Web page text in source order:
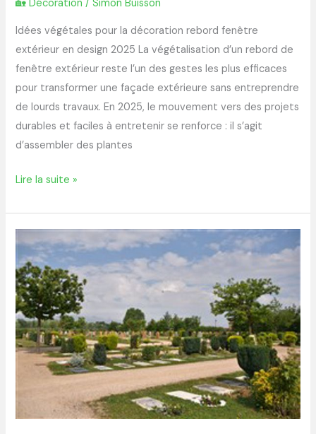
🏡 Décoration /Simon Buisson
Idées végétales pour la décoration rebord fenêtre
extérieur en design 2025 La végétalisation d’un rebord de
fenêtre extérieur reste l’un des gestes les plus efficaces
pour transformer une façade extérieure sans entreprendre
de lourds travaux. En 2025, le mouvement vers des projets
durables et faciles à entretenir se renforce : il s’agit
d’assembler des plantes
Lire la suite »
Découverte
du
cimetière
paysager
de
Gleizé
:
mémoriel